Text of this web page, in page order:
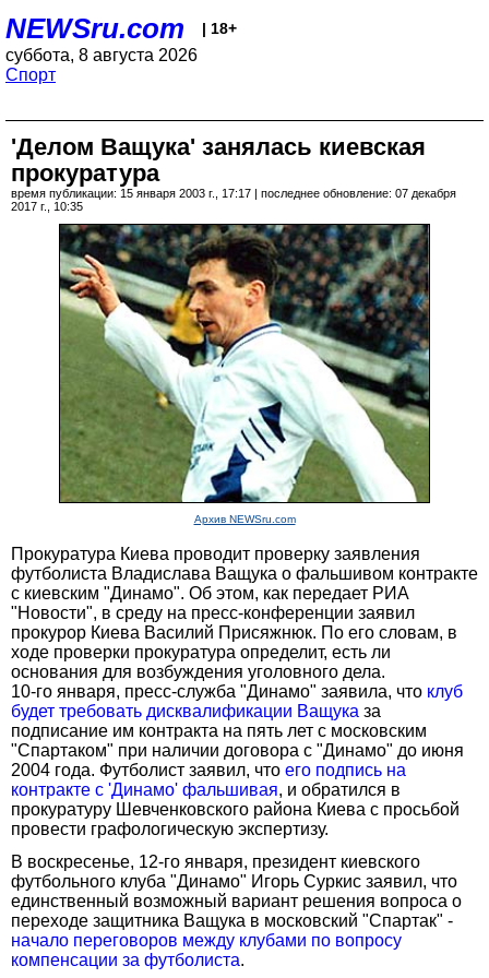
NEWSru.com | 18+
суббота, 8 августа 2026
Спорт
'Делом Ващука' занялась киевская
прокуратура
время публикации: 15 января 2003 г., 17:17 | последнее обновление: 07 декабря
2017 г., 10:35
Архив NEWSru.com
Прокуратура Киева проводит проверку заявления
футболиста Владислава Ващука о фальшивом контракте
с киевским "Динамо". Об этом, как передает РИА
"Новости", в среду на пресс-конференции заявил
прокурор Киева Василий Присяжнюк. По его словам, в
ходе проверки прокуратура определит, есть ли
основания для возбуждения уголовного дела.
10-го января, пресс-служба "Динамо" заявила, что клуб
будет требовать дисквалификации Ващука за
подписание им контракта на пять лет с московским
"Спартаком" при наличии договора с "Динамо" до июня
2004 года. Футболист заявил, что его подпись на
контракте с 'Динамо' фальшивая, и обратился в
прокуратуру Шевченковского района Киева с просьбой
провести графологическую экспертизу.
В воскресенье, 12-го января, президент киевского
футбольного клуба "Динамо" Игорь Суркис заявил, что
единственный возможный вариант решения вопроса о
переходе защитника Ващука в московский "Спартак" -
начало переговоров между клубами по вопросу
компенсации за футболиста.